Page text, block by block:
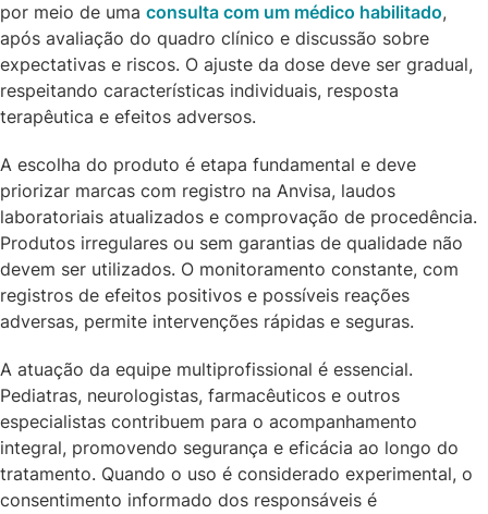
por meio de uma consulta com um médico habilitado,
após avaliação do quadro clínico e discussão sobre
expectativas e riscos. O ajuste da dose deve ser gradual,
respeitando características individuais, resposta
terapêutica e efeitos adversos.
A escolha do produto é etapa fundamental e deve
priorizar marcas com registro na Anvisa, laudos
laboratoriais atualizados e comprovação de procedência.
Produtos irregulares ou sem garantias de qualidade não
devem ser utilizados. O monitoramento constante, com
registros de efeitos positivos e possíveis reações
adversas, permite intervenções rápidas e seguras.
A atuação da equipe multiprofissional é essencial.
Pediatras, neurologistas, farmacêuticos e outros
especialistas contribuem para o acompanhamento
integral, promovendo segurança e eficácia ao longo do
tratamento. Quando o uso é considerado experimental, o
consentimento informado dos responsáveis é